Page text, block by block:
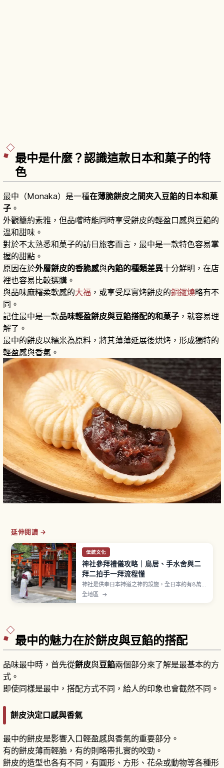
最中是什麼？認識這款日本和菓子的特
色
最中（Monaka）是一種在薄脆餅皮之間夾入豆餡的日本和菓
子 。
外觀簡約素雅，但品嚐時能同時享受餅皮的輕盈口感與豆餡的
溫和甜味。
對於不太熟悉和菓子的訪日旅客而言，最中是一款特色容易掌
握的甜點。
原因在於外層餅皮的香脆感與內餡的種類差異十分鮮明，在店
裡也容易比較選購。
與品味麻糬柔軟感的大福 ，或享受厚實烤餅皮的銅鑼燒略有不
同。
記住最中是一款品味輕盈餅皮與豆餡搭配的和菓子 ，就容易理
解了。
最中的餅皮以糯米為原料，將其薄薄延展後烘烤，形成獨特的
輕盈感與香氣。
延伸閱讀 →
伝統文化
神社參拜禮儀攻略｜鳥居、手水舍與二
拜二拍手一拜流程懂
神社是供奉日本神道之神的設施，全日本約有8萬
座。參拜流程為穿過鳥居、在手水舍以一杓水淨
全地區 →
最中的魅力在於餅皮與豆餡的搭配
品味最中時，首先從餅皮與豆餡兩個部分來了解是最基本的方
式。
即使同樣是最中，搭配方式不同，給人的印象也會截然不同。
餅皮決定口感與香氣
最中的餅皮是影響入口輕盈感與香氣的重要部分。
有的餅皮薄而輕脆，有的則略帶扎實的咬勁。
餅皮的造型也各有不同，有圓形、方形、花朵或動物等各種形